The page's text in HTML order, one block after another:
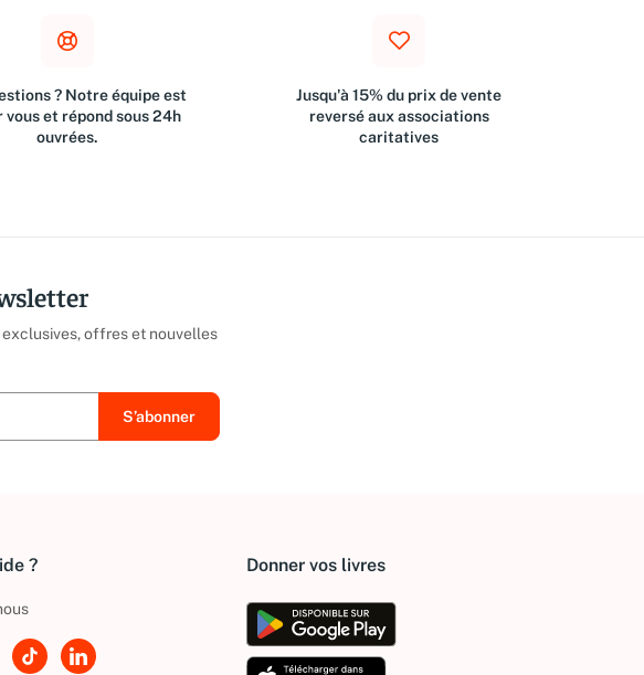
? Notre équipe est
vous et répond sous 24h
ouvrées.
Jusqu'à 15% du prix de vente
reversé aux associations
caritatives
offres et nouvelles
? Donner vos livres